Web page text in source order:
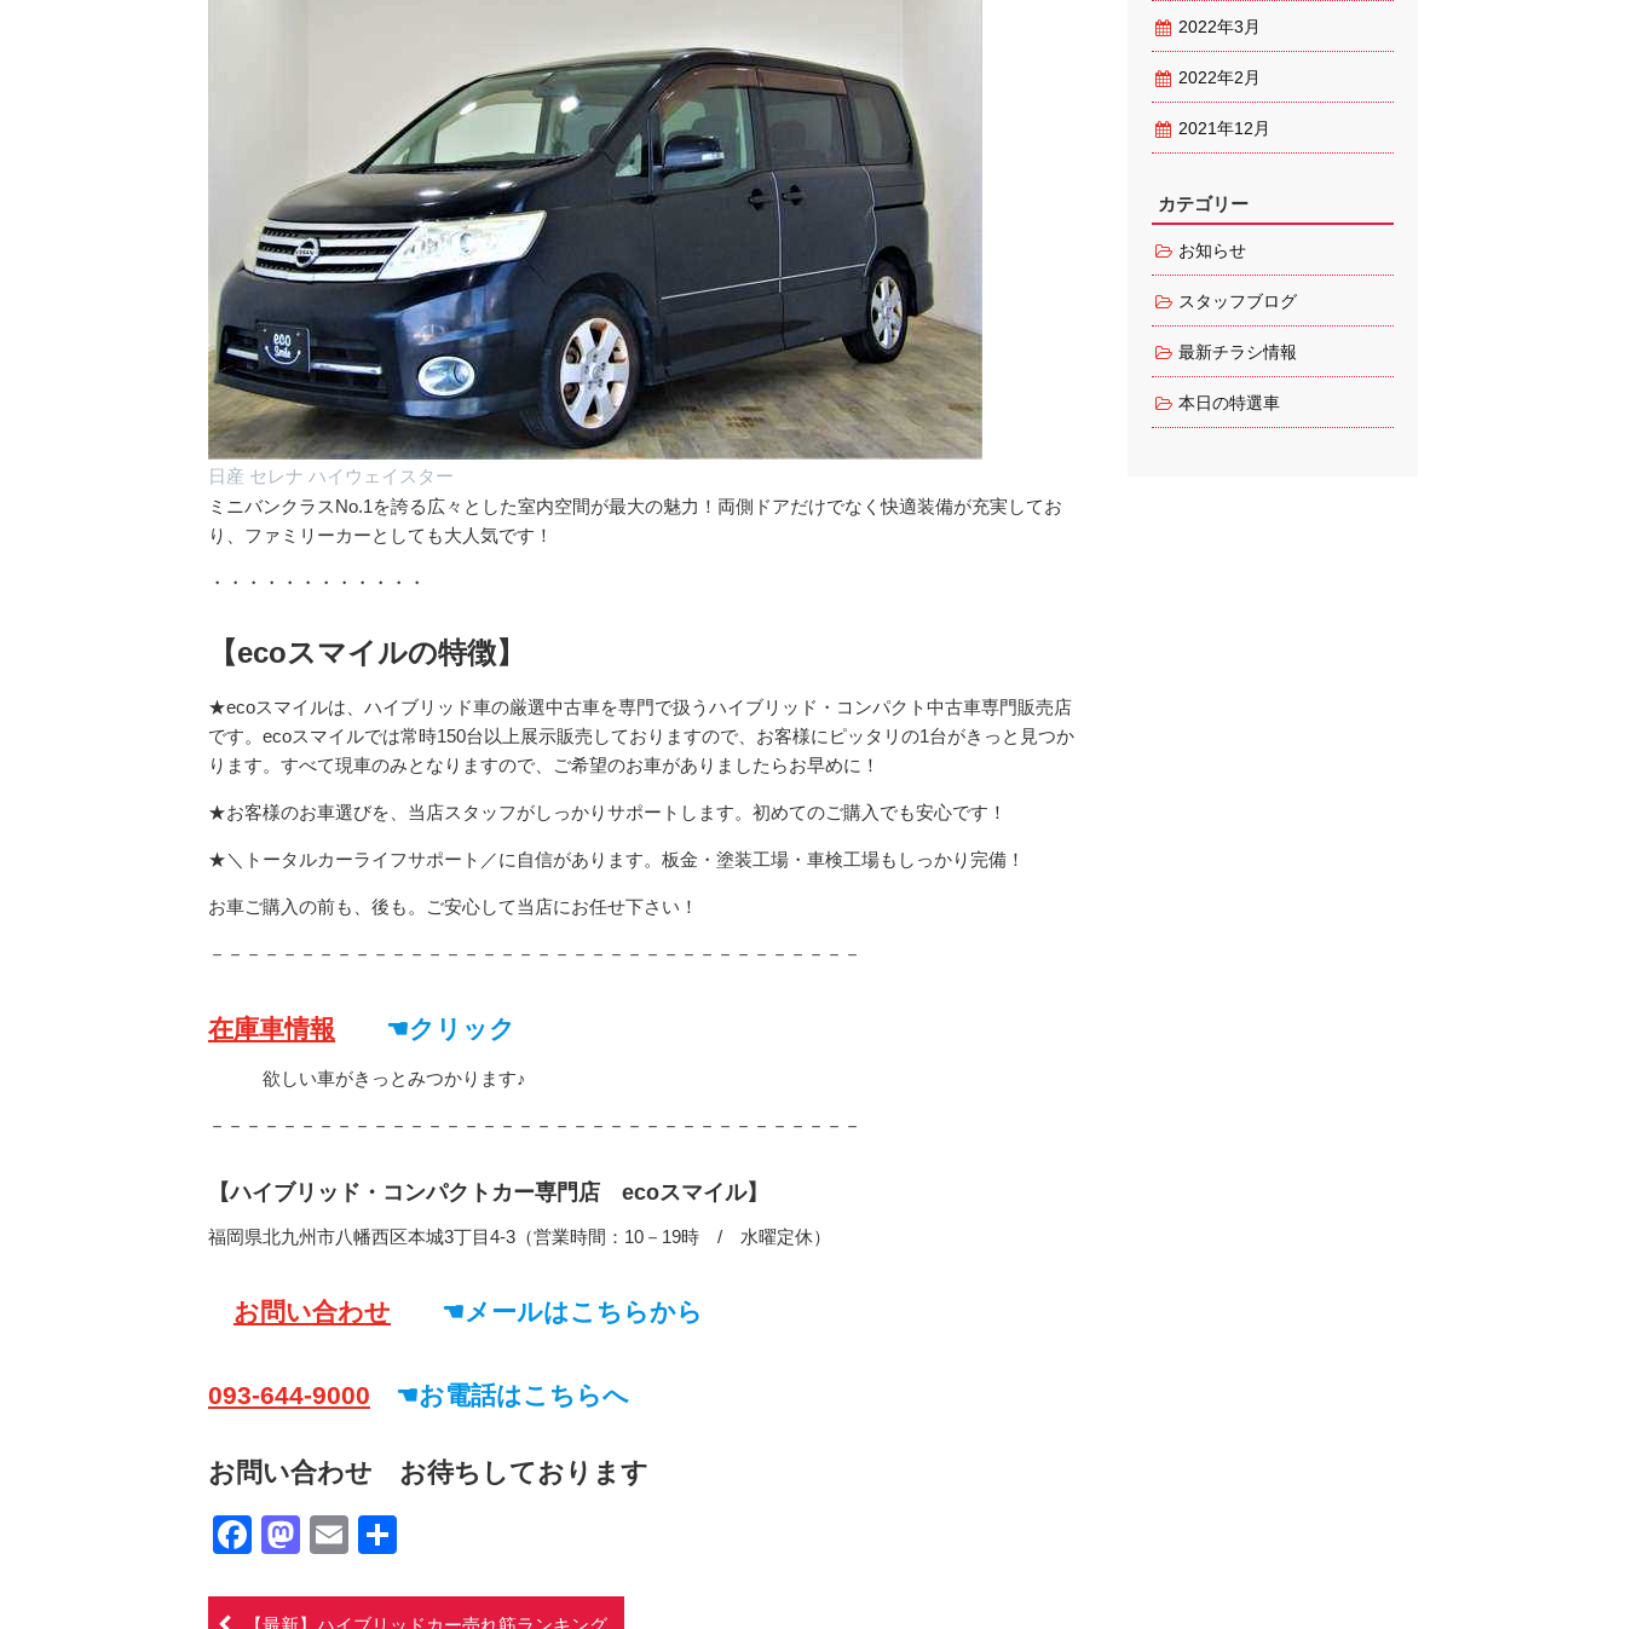
日産 セレナ ハイウェイスター
ミニバンクラスNo.1を誇る広々とした室内空間が最大の魅力！両側ドアだけでなく快適装備が充実してお
り、ファミリーカーとしても大人気です！
・・・・・・・・・・・・
【ecoスマイルの特徴】
★ecoスマイルは、ハイブリッド車の厳選中古車を専門で扱うハイブリッド・コンパクト中古車専門販売店
です。ecoスマイルでは常時150台以上展示販売しておりますので、お客様にピッタリの1台がきっと見つか
ります。すべて現車のみとなりますので、ご希望のお車がありましたらお早めに！
★お客様のお車選びを、当店スタッフがしっかりサポートします。初めてのご購入でも安心です！
★＼トータルカーライフサポート／に自信があります。板金・塗装工場・車検工場もしっかり完備！
お車ご購入の前も、後も。ご安心して当店にお任せ下さい！
－－－－－－－－－－－－－－－－－－－－－－－－－－－－－－－－－－－－
在庫車情報 ☚クリック
欲しい車がきっとみつかります♪
－－－－－－－－－－－－－－－－－－－－－－－－－－－－－－－－－－－－
【ハイブリッド・コンパクトカー専門店 ecoスマイル】
福岡県北九州市八幡西区本城3丁目4-3（営業時間：10－19時 / 水曜定休）
お問い合わせ ☚メールはこちらから
093-644-9000 ☚お電話はこちらへ
お問い合わせ お待ちしております
Facebook
Mastodon
Email
【最新】ハイブリッドカー売れ筋ランキング
2022年3月
2022年2月
2021年12月
カテゴリー
お知らせ
スタッフブログ
最新チラシ情報
本日の特選車